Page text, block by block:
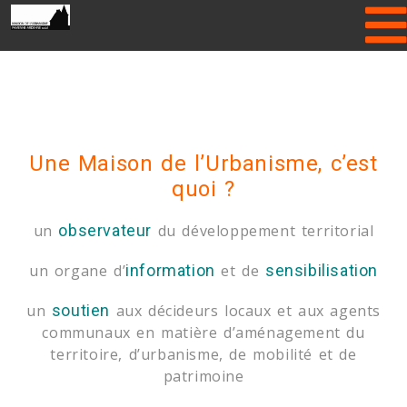
Please enter Gallery folder name or
Une Maison de l’Urbanisme, c’est
quoi ?
un observateur du développement territorial
un organe d’informationet de sensibilisation
un soutien aux décideurs locaux et aux agents
communaux en matière d’aménagement du
territoire, d’urbanisme, de mobilité et de
patrimoine